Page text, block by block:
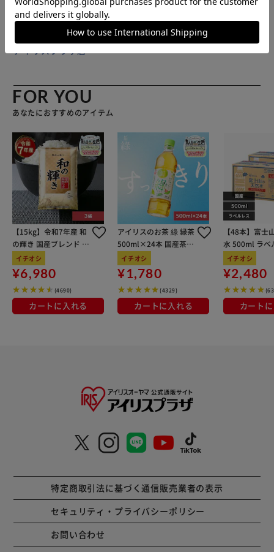
トはクッション＆通気性のあるメッシュ素材を採用。長時間
の使用も快適！ 【リュックを掛けたり便利な持ち手】 持ち
手を使ってフック等に掛けたりリュックを下ろすシーンでも
販売元(特定商取引法に基づく表記)：BACKYARD FAMILY
アイリスプラザ店
FOR YOU
あなたにおすすめのアイテム
【15kg】令和7年産 和
の輝き 国産ブレンド 5
kg×3袋
イチオシ
¥6,980
(4690)
カートに入れる
アイリスのお茶 綠 緑茶
500ml×24本 国産茶葉
100％使用
イチオシ
¥1,780
(4329)
カートに入れる
【48本】富士
水 500ml ラベ
イチオシ
¥2,480
カート
特定商取引法に基づく通信販売業者の表示
セキュリティ・プライバシーポリシー
お問い合わせ